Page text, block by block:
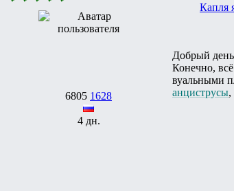
6805 1628
4 дн.
Капля
Добрый
Конечно,
вуальными
анциструсы,